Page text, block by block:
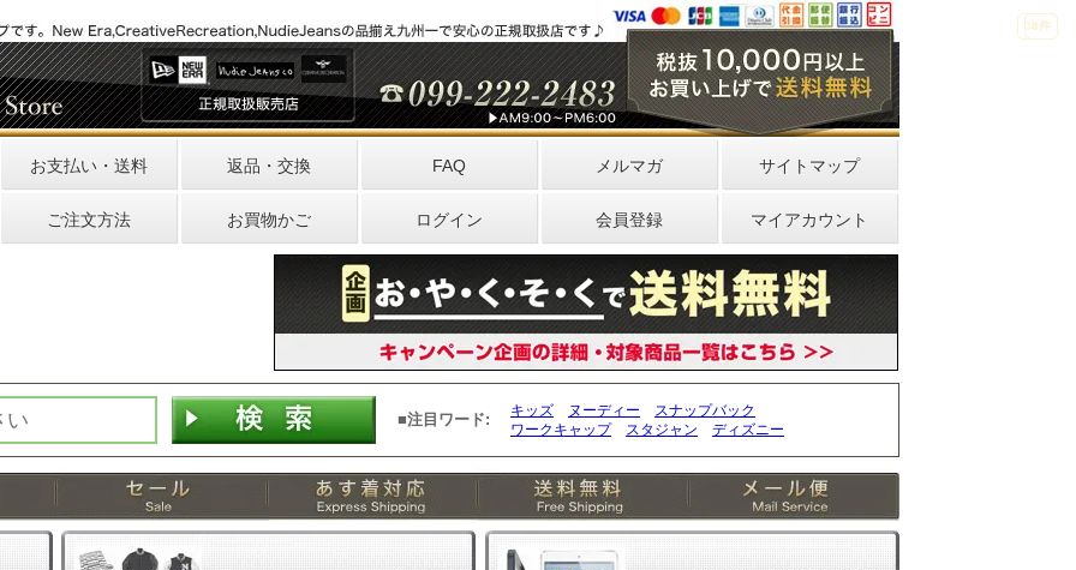
お支払い・送料 返品・交換 FAQ メルマガ サイトマップ
ご注文方法 お買物かご ログイン 会員登録 マイアカウント
■注目ワード: キッズ ヌーディー
スナップバック
ワークキャップ
スタジャン ディズニー
33件
4件
0件